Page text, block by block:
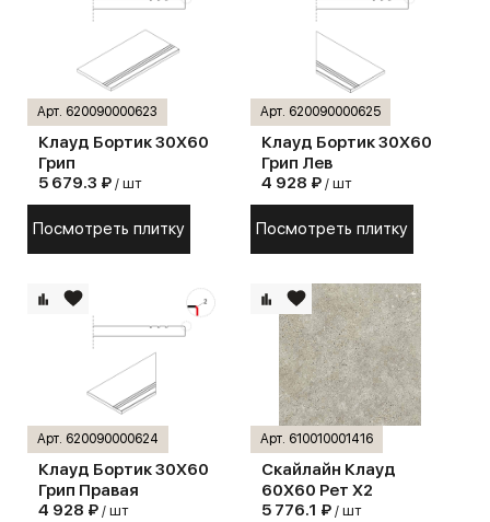
Арт. 620090000623
Клауд Бортик 30X60
Грип
5 679.3 ₽ / шт
Посмотреть плитку
Арт. 620090000625
Клауд Бортик 30X60
Грип Лев
4 928 ₽ / шт
Посмотреть плитку
Арт. 620090000624
Клауд Бортик 30X60
Грип Правая
4 928 ₽ / шт
Арт. 610010001416
Скайлайн Клауд
60Х60 Рет X2
5 776.1 ₽ / шт